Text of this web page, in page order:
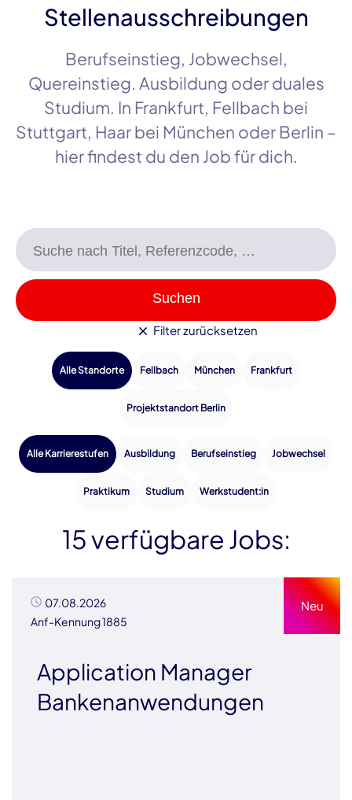
Stellenausschreibungen
Berufseinstieg, Jobwechsel,
Quereinstieg. Ausbildung oder duales
Studium. In Frankfurt, Fellbach bei
Stuttgart, Haarbei München oderBerlin –
hier findest du den Job für dich.
Suchen
Filter zurücksetzen
Alle Standorte Fellbach München Frankfurt
Projektstandort Berlin
Alle Karrierestufen Ausbildung Berufseinstieg Jobwechsel
Praktikum Studium Werkstudent:in
15 verfügbare Jobs:
07.08.2026
Anf-Kennung 1885
Neu
Application Manager
Bankenanwendungen